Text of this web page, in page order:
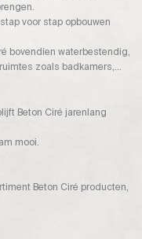
voor stap opbouwen
bovendien waterbestendig,
zoals badkamers,
Beton Ciré jarenlang
mooi.
Beton Ciré producten,